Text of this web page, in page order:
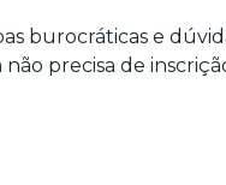
burocráticas e
precisa de